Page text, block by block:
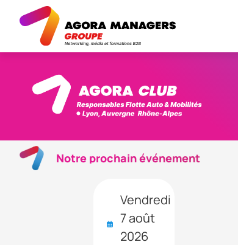
Notre prochain événement
Vendredi
7 août
2026